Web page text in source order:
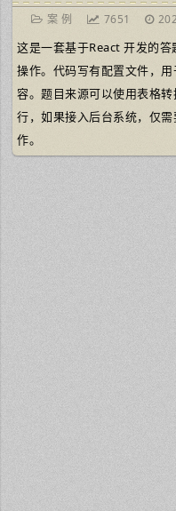
案 例 7651
这是一套基于React 开发的
操作。代码写有配置文件，
容。题目来源可以使用表格
行，如果接入后台系统，仅
作。